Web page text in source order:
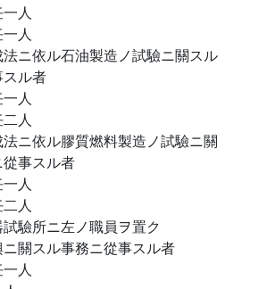
人
人
ニ依ル石油製造ノ試驗ニ關スル
ル者
人
人
ニ依ル膠質燃料製造ノ試驗ニ關
事スル者
人
人
驗所ニ左ノ職員ヲ置ク
關スル事務ニ從事スル者
人